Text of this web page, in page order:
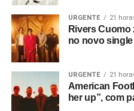
entre Kurt Cobain e
fala de estranhas presenças
tristes. No final,Happiness
oração lisérgica, um som
britpop e de bandas como
Gostou do texto?
Fantasma
URGENTE 21
Rivers
no novo
URGENTE 21
American
her up”, com